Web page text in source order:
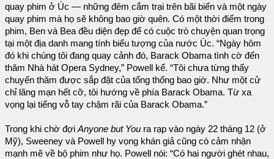
quay phim ở Úc — những đêm cắm trại trên bãi biển và một ngày
quay phim mà họ sẽ không bao giờ quên. Có một thời điểm trong
phim, Ben và Bea đều diện đẹp để có cuộc trò chuyện quan trọng
tại một địa danh mang tính biểu tượng của nước Úc. “Ngày hôm
đó khi chúng tôi đang quay cảnh đó, Barack Obama tình cờ đến
thăm Nhà hát Opera Sydney,” Powell kể. “Tôi chưa từng thấy
chuyến thăm được sắp đặt của tổng thống bao giờ. Như một cử
chỉ lãng mạn hết cỡ, tôi hướng về phía Barack Obama. Từ xa
vọng lại tiếng vỗ tay chậm rãi của Barack Obama.”
Trong khi chờ đợi Anyone but You ra rạp vào ngày 22 tháng 12 (ở
Mỹ), Sweeney và Powell hy vọng khán giả cũng có cảm nhận
mạnh mẽ về bộ phim như họ. Powell nói: “Có hai người ghét nhau,